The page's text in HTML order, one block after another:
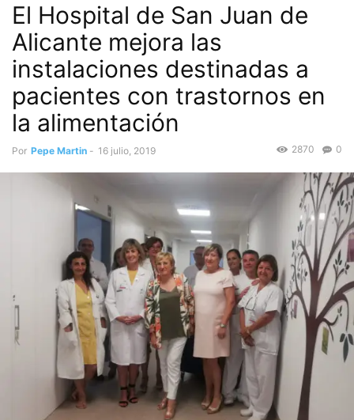
Salud
El Hospital de San Juan de
Alicante mejora las
instalaciones destinadas a
pacientes con trastornos en
la alimentación
Por Pepe Martin - 16 julio, 2019 0
2870